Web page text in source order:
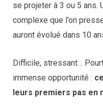
se projeter à 3 ou 5 ans.
complexe que l’on
auront évolué dans 10
Difficile, stressant…
immense opportunité :
leurs premiers pas en